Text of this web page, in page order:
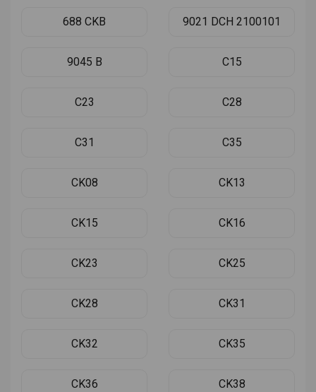
688 CKB 9021 DCH 2100101
9045 B C15
C23 C28
C31 C35
CK08 CK13
CK15 CK16
CK23 CK25
CK28 CK31
CK32 CK35
CK36 CK38